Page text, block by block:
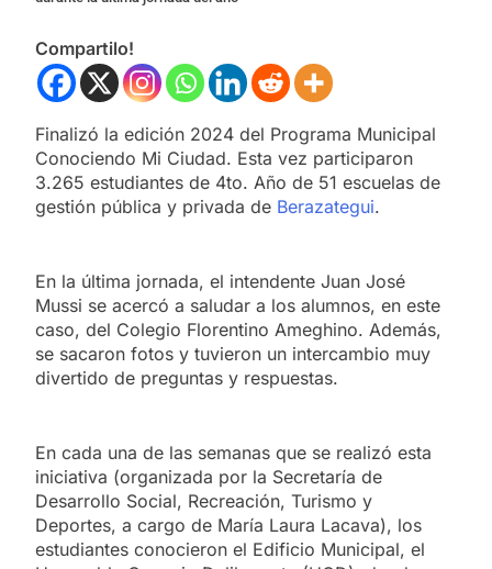
Compartilo!
Finalizó la edición 2024 del Programa Municipal
Conociendo Mi Ciudad. Esta vez participaron
3.265 estudiantes de 4to. Año de 51 escuelas de
gestión pública y privada de Berazategui.
En la última jornada, el intendente Juan José
Mussi se acercó a saludar a los alumnos, en este
caso, del Colegio Florentino Ameghino. Además,
se sacaron fotos y tuvieron un intercambio muy
divertido de preguntas y respuestas.
En cada una de las semanas que se realizó esta
iniciativa (organizada por la Secretaría de
Desarrollo Social, Recreación, Turismo y
Deportes, a cargo de María Laura Lacava), los
estudiantes conocieron el Edificio Municipal, el